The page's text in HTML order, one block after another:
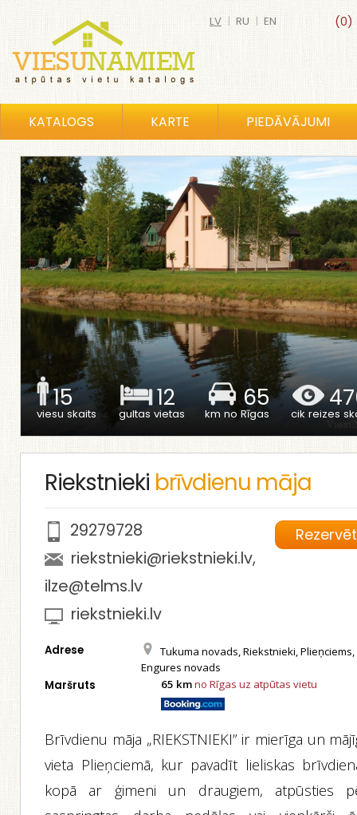
(0)
LV | RU | EN
KATALOGS KARTE PIEDĀVĀJUMI
15
viesu skaits
12
gultas vietas
65
km no Rīgas cik reizes
Riekstnieki brīvdienu māja
Rezervēt
29279728
riekstnieki@riekstnieki.lv,
ilze@telms.lv
riekstnieki.lv
Adrese
Tukuma novads, Riekstnieki, Plieņciems,
Engures novads
Maršruts 65 kmno Rīgas uz atpūtas vietu
Brīvdienu māja „RIEKSTNIEKI” ir mierīga un
vieta Plieņciemā, kur pavadīt lieliskas
kopā ar ģimeni un draugiem, atpūsties